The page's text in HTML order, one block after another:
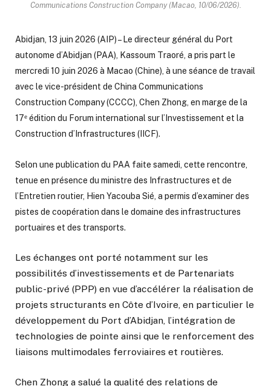
Communications Construction Company (Macao, 10/06/2026).
Abidjan, 13 juin 2026 (AIP) – Le directeur général du Port
autonome d’Abidjan (PAA), Kassoum Traoré, a pris part le
mercredi 10 juin 2026 à Macao (Chine), à une séance de travail
avec le vice-président de China Communications
Construction Company (CCCC), Chen Zhong, en marge de la
17ᵉ édition du Forum international sur l’Investissement et la
Construction d’Infrastructures (IICF).
Selon une publication du PAA faite samedi, cette rencontre,
tenue en présence du ministre des Infrastructures et de
l’Entretien routier, Hien Yacouba Sié, a permis d’examiner des
pistes de coopération dans le domaine des infrastructures
portuaires et des transports.
Les échanges ont porté notamment sur les
possibilités d’investissements et de Partenariats
public-privé (PPP) en vue d’accélérer la réalisation de
projets structurants en Côte d’Ivoire, en particulier le
développement du Port d’Abidjan, l’intégration de
technologies de pointe ainsi que le renforcement des
liaisons multimodales ferroviaires et routières.
Chen Zhong a salué la qualité des relations de